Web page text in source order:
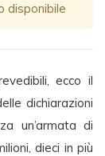
disponibile
ecco il
dichiarazioni
un’armata di
dieci in più